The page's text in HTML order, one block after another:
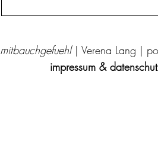
mitbauchgefuehl| Verena Lang |
impressum &